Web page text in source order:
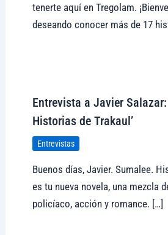
tenerte aquí en Tregolam.
deseando conocer más de 17
Entrevista a Javier Salazar:
Historias de Trakaul’
Entrevistas
Buenos días, Javier. Sumalee.
es tu nueva novela, una mezcla
policíaco, acción y romance. […]